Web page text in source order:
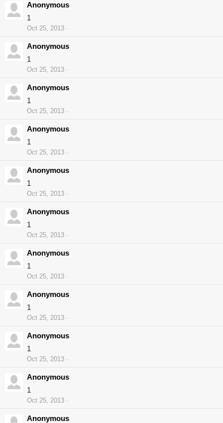
Anonymous
1
Oct 25, 2013
Anonymous
1
Oct 25, 2013
Anonymous
1
Oct 25, 2013
Anonymous
1
Oct 25, 2013
Anonymous
1
Oct 25, 2013
Anonymous
1
Oct 25, 2013
Anonymous
1
Oct 25, 2013
Anonymous
1
Oct 25, 2013
Anonymous
1
Oct 25, 2013
Anonymous
1
Oct 25, 2013
Anonymous